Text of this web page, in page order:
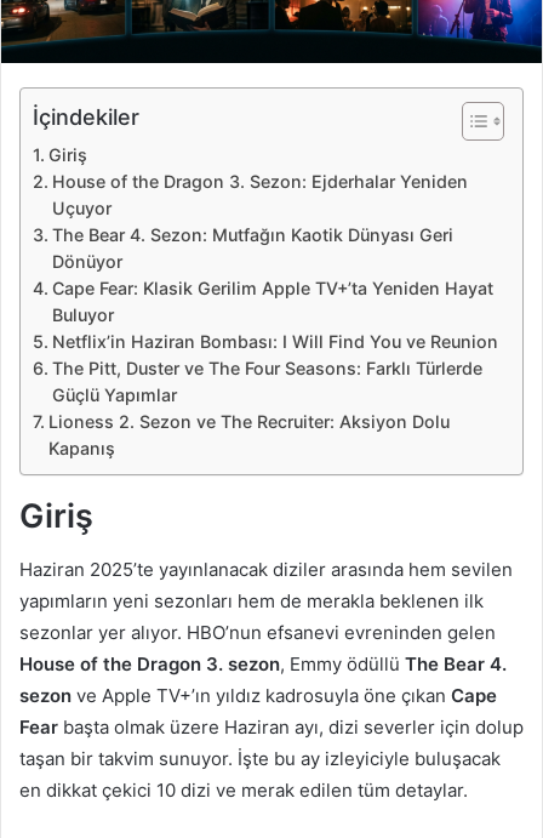
ö
e
İçindekiler
Giriş
House of the Dragon 3. Sezon: Ejderhalar Yeniden
Uçuyor
The Bear 4. Sezon: Mutfağın Kaotik Dünyası Geri
Dönüyor
Cape Fear: Klasik Gerilim Apple TV+’ta Yeniden Hayat
Buluyor
Netflix’in Haziran Bombası: I Will Find You ve Reunion
The Pitt, Duster ve The Four Seasons: Farklı Türlerde
Güçlü Yapımlar
Lioness 2. Sezon ve The Recruiter: Aksiyon Dolu
Kapanış
Giriş
Haziran 2025’te yayınlanacak diziler arasında hem sevilen
yapımların yeni sezonları hem de merakla beklenen ilk
sezonlar yer alıyor. HBO’nun efsanevi evreninden gelen
House of the Dragon 3. sezon, Emmy ödüllü The Bear 4.
sezon ve Apple TV+’ın yıldız kadrosuyla öne çıkan Cape
Fear başta olmak üzere Haziran ayı, dizi severler için dolup
taşan bir takvim sunuyor. İşte bu ay izleyiciyle buluşacak
en dikkat çekici 10 dizi ve merak edilen tüm detaylar.